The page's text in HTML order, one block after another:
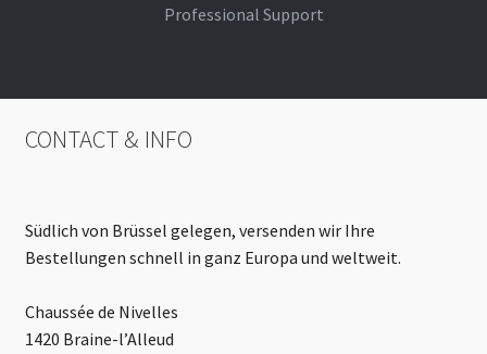
Professional Support
CONTACT & INFO
Südlich von Brüssel gelegen, versenden wir Ihre
Bestellungen schnell in ganz Europa und weltweit.
Chaussée de Nivelles
1420 Braine-l’Alleud